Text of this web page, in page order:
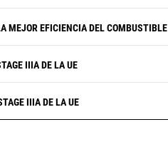
MEJOR EFICIENCIA DEL COMBUSTIBLE
IIIA DE LA UE
IIIA DE LA UE